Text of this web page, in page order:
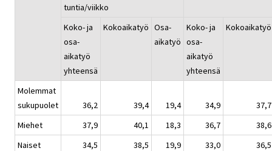
tuntia/viikko
Koko- ja
osa-
aikatyö
yhteensä
Kokoaikatyö Osa-
aikatyö
Koko- ja
osa-
aikatyö
yhteensä
Kokoaikatyö
Molemmat
sukupuolet
36,2 39,4 19,4 34,9
37,7
Miehet
37,9 40,1 18,3 36,7
38,6
Naiset
34,5 38,5 19,9 33,0 36,5